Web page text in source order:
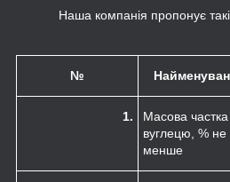
Наша компанія пропонує такі
№
1.
Масова частка
вуглецю, % не
менше